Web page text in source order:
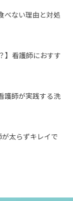
べない理由と対処
】看護師におすす
護師が実践する洗
太らずキレイで